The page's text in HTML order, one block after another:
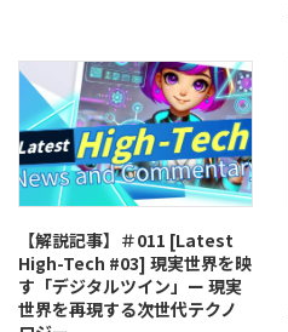
【解説記事】＃011 [Latest
High-Tech #03] 現実世界を映
す「デジタルツイン」ー 現実
世界を再現する次世代テクノ